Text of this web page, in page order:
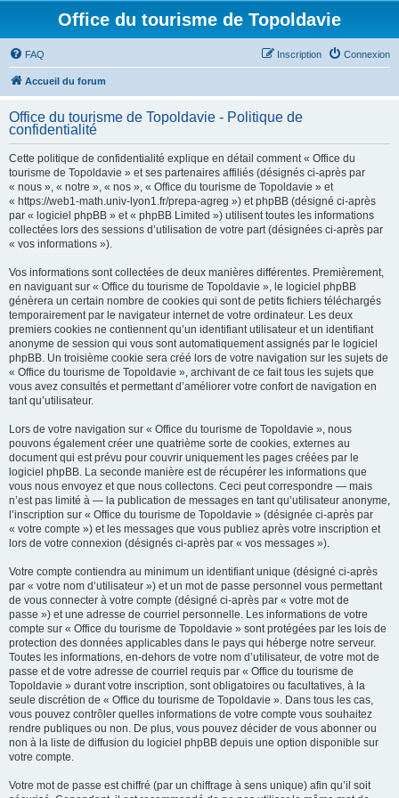
Office du tourisme de Topoldavie
FAQ Connexion
Inscription
Accueil du forum
Office du tourisme de Topoldavie - Politique de
confidentialité
Cette politique de confidentialité explique en détail comment « Office du
tourisme de Topoldavie » et ses partenaires affiliés (désignés ci-après par
« nous », « notre », « nos », « Office du tourisme de Topoldavie » et
« https://web1-math.univ-lyon1.fr/prepa-agreg ») et phpBB (désigné ci-après
par « logiciel phpBB » et « phpBB Limited ») utilisent toutes les informations
collectées lors des sessions d’utilisation de votre part (désignées ci-après par
« vos informations »).
Vos informations sont collectées de deux manières différentes. Premièrement,
en naviguant sur « Office du tourisme de Topoldavie », le logiciel phpBB
génèrera un certain nombre de cookies qui sont de petits fichiers téléchargés
temporairement par le navigateur internet de votre ordinateur. Les deux
premiers cookies ne contiennent qu’un identifiant utilisateur et un identifiant
anonyme de session qui vous sont automatiquement assignés par le logiciel
phpBB. Un troisième cookie sera créé lors de votre navigation sur les sujets de
« Office du tourisme de Topoldavie », archivant de ce fait tous les sujets que
vous avez consultés et permettant d’améliorer votre confort de navigation en
tant qu’utilisateur.
Lors de votre navigation sur « Office du tourisme de Topoldavie », nous
pouvons également créer une quatrième sorte de cookies, externes au
document qui est prévu pour couvrir uniquement les pages créées par le
logiciel phpBB. La seconde manière est de récupérer les informations que
vous nous envoyez et que nous collectons. Ceci peut correspondre — mais
n’est pas limité à — la publication de messages en tant qu’utilisateur anonyme,
l’inscription sur « Office du tourisme de Topoldavie » (désignée ci-après par
« votre compte ») et les messages que vous publiez après votre inscription et
lors de votre connexion (désignés ci-après par « vos messages »).
Votre compte contiendra au minimum un identifiant unique (désigné ci-après
par « votre nom d’utilisateur ») et un mot de passe personnel vous permettant
de vous connecter à votre compte (désigné ci-après par « votre mot de
passe ») et une adresse de courriel personnelle. Les informations de votre
compte sur « Office du tourisme de Topoldavie » sont protégées par les lois de
protection des données applicables dans le pays qui héberge notre serveur.
Toutes les informations, en-dehors de votre nom d’utilisateur, de votre mot de
passe et de votre adresse de courriel requis par « Office du tourisme de
Topoldavie » durant votre inscription, sont obligatoires ou facultatives, à la
seule discrétion de « Office du tourisme de Topoldavie ». Dans tous les cas,
vous pouvez contrôler quelles informations de votre compte vous souhaitez
rendre publiques ou non. De plus, vous pouvez décider de vous abonner ou
non à la liste de diffusion du logiciel phpBB depuis une option disponible sur
votre compte.
Votre mot de passe est chiffré (par un chiffrage à sens unique) afin qu’il soit